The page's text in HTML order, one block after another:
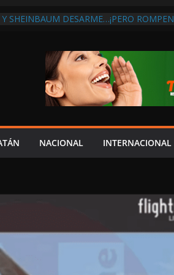
SHEINBAUM DESARME…¡PERO ROMPEN
DISCURSO DE LAYDA AL REVELAR QUE
LA PEOR CAÍDA DE
DEL PAÍS, POR PÉSIMA RECAUDACIÓN
POLÍTICAS EN
ASUME CULPA DEL HIJO?
SOBRE LA CARRETERA LIBRE
NACIONAL INTERNACIONAL